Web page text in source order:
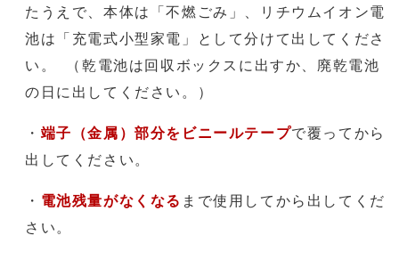
たうえで、本体は「不燃ごみ」、リチウムイオン電
池は「充電式小型家電」として分けて出してくださ
い。 （乾電池は回収ボックスに出すか、廃乾電池
の日に出してください。）
・ 端子（金属）部分をビニールテープで覆ってから
出してください。
・ 電池残量がなくなる まで使用してから出してくだ
さい。